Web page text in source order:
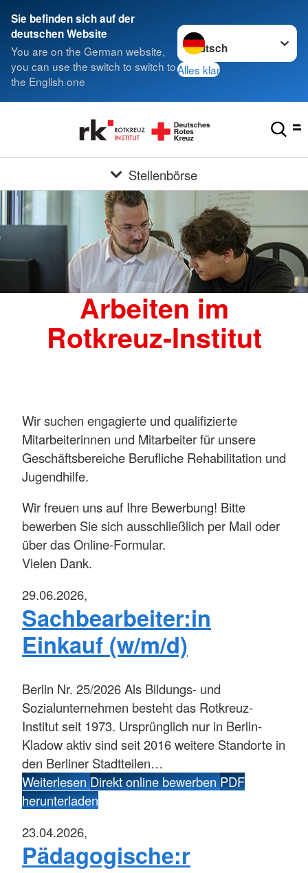
Sie befinden sich auf der
deutschen Website
You are on the German website,
you can use the switch to switch to
the English one
Sprache wechseln zu
Alles klar
Stellenbörse
Arbeiten im
Rotkreuz-Institut
Wir suchen engagierte und qualifizierte
Mitarbeiterinnen und Mitarbeiter für unsere
Geschäftsbereiche Berufliche Rehabilitation und
Jugendhilfe.
Wir freuen uns auf Ihre Bewerbung! Bitte
bewerben Sie sich ausschließlich per Mail oder
über das Online-Formular.
Vielen Dank.
29.06.2026,
Sachbearbeiter:in
Einkauf (w/m/d)
Berlin Nr. 25/2026 Als Bildungs- und
Sozialunternehmen besteht das Rotkreuz-
Institut seit 1973. Ursprünglich nur in Berlin-
Kladow aktiv sind seit 2016 weitere Standorte in
den Berliner Stadtteilen…
WeiterlesenDirekt online bewerbenPDF
herunterladen
23.04.2026,
Pädagogische:r